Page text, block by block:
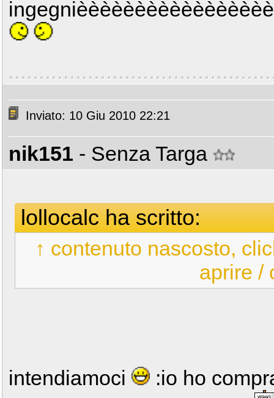
Inviato: 10 Giu 2010 22:21
nik151 - Senza Targa
lollocalc ha scritto:
↑ contenuto nascosto,
aprire /
intendiamoci
:io ho